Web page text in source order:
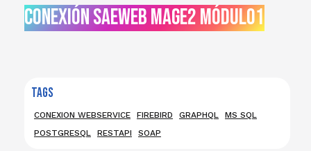
Conexión Saeweb Mage2 Módulo1
TAGS
CONEXION WEBSERVICE FIREBIRD GRAPHQL
MS SQL
POSTGRESQL
RESTAPI SOAP